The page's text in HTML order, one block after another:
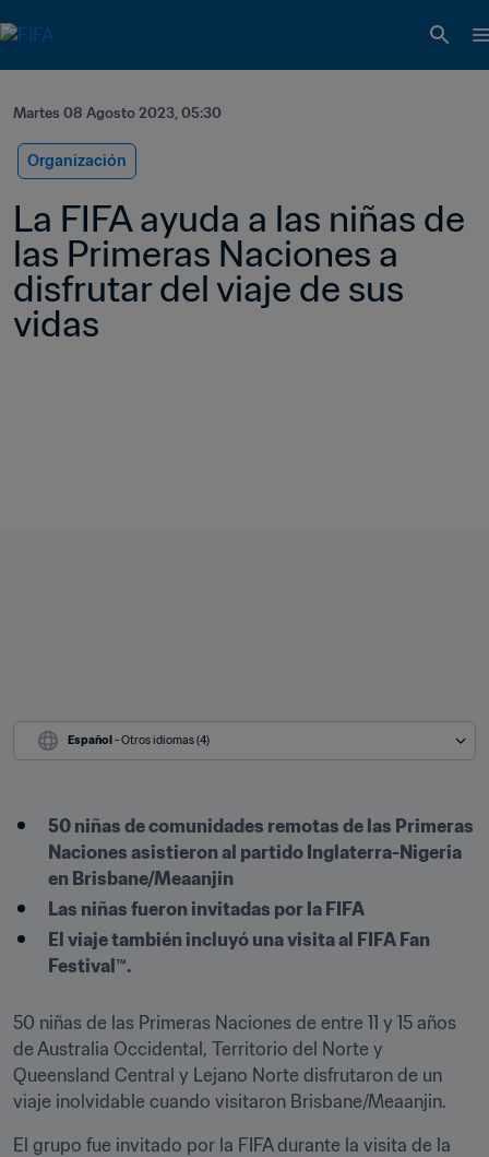
Martes 08 Agosto 2023, 05:30
Organización
La FIFA ayuda a las niñas de
las Primeras Naciones a
disfrutar del viaje de sus
vidas
Español - Otros idiomas (4)
50 niñas de comunidades remotas de las Primeras
Naciones asistieron al partido Inglaterra-Nigeria
en Brisbane/Meaanjin
Las niñas fueron invitadas por la FIFA
El viaje también incluyó una visita al FIFA Fan
Festival™.
50 niñas de las Primeras Naciones de entre 11 y 15 años
de Australia Occidental, Territorio del Norte y
Queensland Central y Lejano Norte disfrutaron de un
viaje inolvidable cuando visitaron Brisbane/Meaanjin.
El grupo fue invitado por la FIFA durante la visita de la